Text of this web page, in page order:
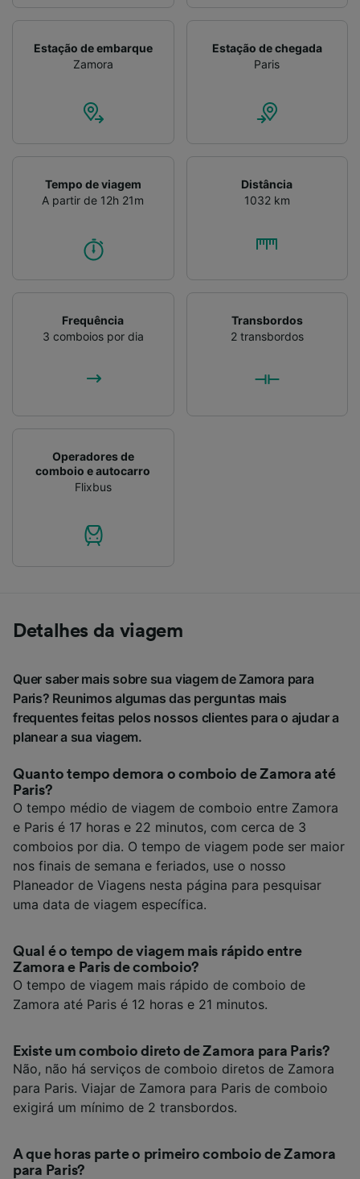
Estação de embarque
Zamora
Estação de chegada
Paris
Tempo de viagem
A partir de 12h 21m
Distância
1032 km
Frequência
3 comboios por dia
Transbordos
2 transbordos
Operadores de
comboio e autocarro
Flixbus
Detalhes da viagem
Quer saber mais sobre sua viagem de Zamora para
Paris? Reunimos algumas das perguntas mais
frequentes feitas pelos nossos clientes para o ajudar a
planear a sua viagem.
Quanto tempo demora o comboio de Zamora até
Paris?
O tempo médio de viagem de comboio entre Zamora
e Paris é 17 horas e 22 minutos, com cerca de 3
comboios por dia. O tempo de viagem pode ser maior
nos finais de semana e feriados, use o nosso
Planeador de Viagens nesta página para pesquisar
uma data de viagem específica.
Qual é o tempo de viagem mais rápido entre
Zamora e Paris de comboio?
O tempo de viagem mais rápido de comboio de
Zamora até Paris é 12 horas e 21 minutos.
Existe um comboio direto de Zamora para Paris?
Não, não há serviços de comboio diretos de Zamora
para Paris. Viajar de Zamora para Paris de comboio
exigirá um mínimo de 2 transbordos.
A que horas parte o primeiro comboio de Zamora
para Paris?